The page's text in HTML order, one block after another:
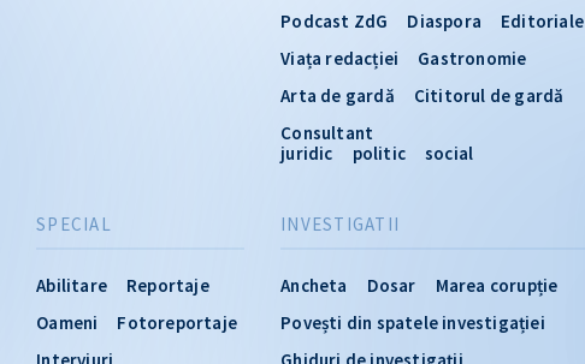
INVESTIGATII
Ancheta Dosar
Marea corupție
Povești din spatele investigației
SPECIAL
Abilitare
Reportaje
Oameni
Fotoreportaje
Podcast ZdG
Diaspora
Editoriale
Viața redacției
Gastronomie
Arta de gardă
Cititorul de gardă
Consultant
juridic
politic social